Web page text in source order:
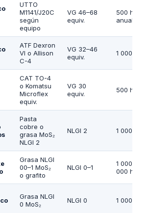
UTTO
M1141/J20C
según
equipo
VG 46–68
equiv.
500 h /
anual
ATF Dexron
VI o Allison
C-4
VG 32–46
equiv.
1 000 h
CAT TO-4
o Komatsu
Microflex
equiv.
VG 30
equiv.
500 h
Pasta
cobre o
grasa MoS₂
NLGI 2
NLGI 2 1 000 h
Grasa NLGI
00–1 MoS₂
o grafito
NLGI 0–1
1 000–2
000 h
Grasa NLGI
0 MoS₂
NLGI 0 1 000 h